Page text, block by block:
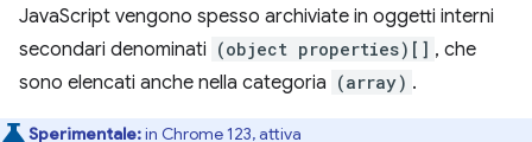
JavaScript vengono spesso archiviate in oggetti interni
secondari denominati (object properties)[] , che
sono elencati anche nella categoria (array) .
Sperimentale:in Chrome 123, attiva